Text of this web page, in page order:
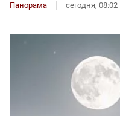
Панорама сегодня, 08:02